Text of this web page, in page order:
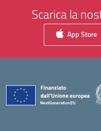
Scarica la
App Store